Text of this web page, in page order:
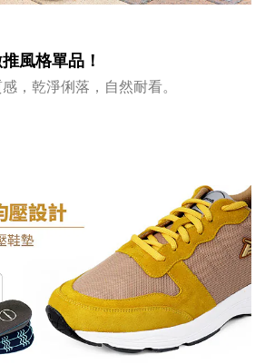
風格單品！
，乾淨俐落，自然耐看。